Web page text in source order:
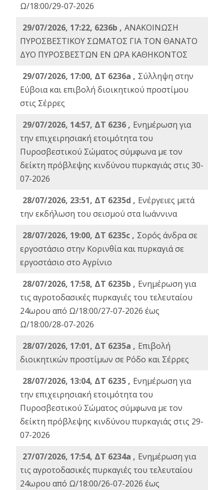
Ω/18:00/29-07-2026
29/07/2026, 17:22, 6236b , ΑΝΑΚΟΙΝΩΣΗ
ΠΥΡΟΣΒΕΣΤΙΚΟΥ ΣΩΜΑΤΟΣ ΓΙΑ ΤΟΝ ΘΑΝΑΤΟ
ΔΥΟ ΠΥΡΟΣΒΕΣΤΩΝ ΕΝ ΩΡΑ ΚΑΘΗΚΟΝΤΟΣ
29/07/2026, 17:00, ΔΤ 6236a , Σύλληψη στην
Εύβοια και επιβολή διοικητικού προστίμου
στις Σέρρες
29/07/2026, 14:57, ΔΤ 6236 , Ενημέρωση για
την επιχειρησιακή ετοιμότητα του
Πυροσβεστικού Σώματος σύμφωνα με τον
δείκτη πρόβλεψης κινδύνου πυρκαγιάς στις 30-
07-2026
28/07/2026, 23:51, ΔΤ 6235d , Ενέργειες μετά
την εκδήλωση του σεισμού στα Ιωάννινα
28/07/2026, 19:00, ΔΤ 6235c , Σορός άνδρα σε
εργοστάσιο στην Κορινθία και πυρκαγιά σε
εργοστάσιο στο Αγρίνιο
28/07/2026, 17:58, ΔΤ 6235b , Ενημέρωση για
τις αγροτοδασικές πυρκαγιές του τελευταίου
24ωρου από Ω/18:00/27-07-2026 έως
Ω/18:00/28-07-2026
28/07/2026, 17:01, ΔΤ 6235a , Eπιβολή
διοικητικών προστίμων σε Ρόδο και Σέρρες
28/07/2026, 13:04, ΔΤ 6235 , Ενημέρωση για
την επιχειρησιακή ετοιμότητα του
Πυροσβεστικού Σώματος σύμφωνα με τον
δείκτη πρόβλεψης κινδύνου πυρκαγιάς στις 29-
07-2026
27/07/2026, 17:54, ΔΤ 6234a , Ενημέρωση για
τις αγροτοδασικές πυρκαγιές του τελευταίου
24ωρου από Ω/18:00/26-07-2026 έως